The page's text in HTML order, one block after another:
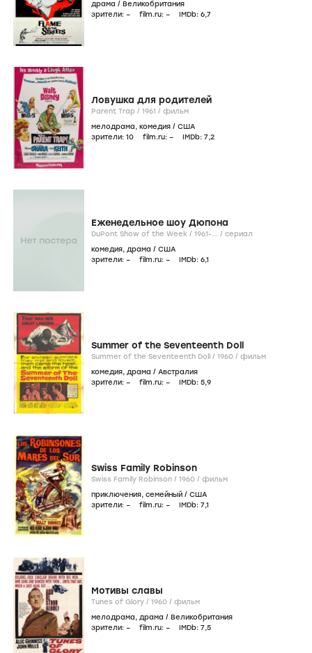
драма / Великобритания
зрители: – film.ru: – IMDb: 6,7
Ловушка для родителей
Parent Trap / 1961 / фильм
мелодрама, комедия / США
зрители: 10 film.ru: – IMDb: 7,2
Еженедельное шоу Дюпона
DuPont Show of the Week / 1961-... / сериал
комедия, драма / США
зрители: – film.ru: – IMDb: 6,1
Summer of the Seventeenth Doll
Summer of the Seventeenth Doll / 1960 / фильм
комедия, драма / Австралия
зрители: – film.ru: – IMDb: 5,9
Swiss Family Robinson
Swiss Family Robinson / 1960 / фильм
приключения, семейный / США
зрители: – film.ru: – IMDb: 7,1
Мотивы славы
Tunes of Glory / 1960 / фильм
мелодрама, драма / Великобритания
зрители: – film.ru: – IMDb: 7,5